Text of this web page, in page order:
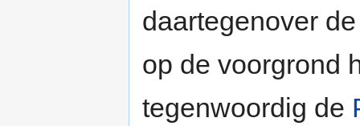
daartegenover
op de voorgrond
tegenwoordig de